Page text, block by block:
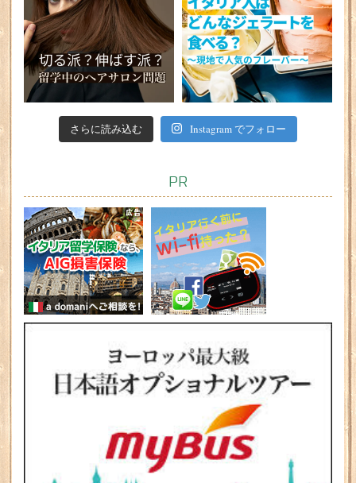
さらに読み込む Instagram でフォロー
PR